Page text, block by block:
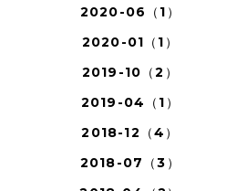
2020-06（1）
2020-01（1）
2019-10（2）
2019-04（1）
2018-12（4）
2018-07（3）